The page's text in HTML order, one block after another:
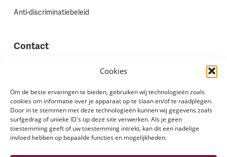
Cookies
Om de beste ervaringen te bieden, gebruiken wij technologieën zoals
cookies om informatie over je apparaat op te slaan en/of te raadplegen.
Door in te stemmen met deze technologieën kunnen wij gegevens zoals
surfgedrag of unieke ID's op deze site verwerken. Als je geen
toestemming geeft of uw toestemming intrekt, kan dit een nadelige
invloed hebben op bepaalde functies en mogelijkheden.
Anti-discriminatiebeleid
Contact
Site feedback
Klachten